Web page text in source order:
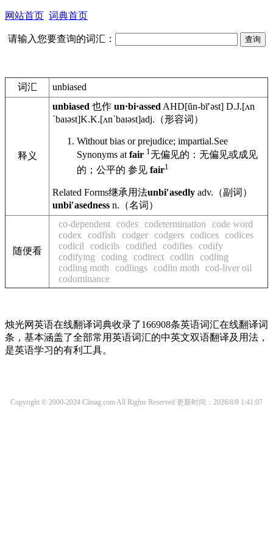
网站首页 词典首页
请输入您要查询的词汇：
词汇 unbiased
释义
unbiased 也作 un·bi·assed AHD[ŭn-bīʹəst] D.J.[ʌn
ˈbaɪəst]K.K.[ʌnˈbaɪəst]adj. （形容词）
Without bias or prejudice; impartial.See
Synonyms at fair 1无偏见的：无偏见或成见
的；公平的 参见 fair1
Related Forms继承用法unbiʹasedly adv. （副词）
unbiʹasedness n. （名词）
随便看
co-dependent codes codetermination
code word
codex
codfish codger codgers codices codices
codicil
codicils codified codifies codify
codifying
coding codirect codlin
codling
codling moth
codlings codlin moth
cod-liver oil
codominance
烛光网英语在线翻译词典收录了166908条英语词汇在线翻译词
条，基本涵盖了全部常用英语词汇的中英文双语翻译及用法，
是英语学习的有利工具。
Copyright © 2000-2024 Clmag.com All Rights Reserved 更新时间：2026/8/8 1:41:07